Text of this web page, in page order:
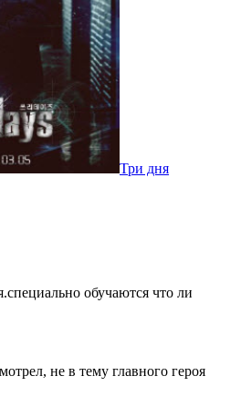
Три дня
обучаются что ли
не в тему главного героя